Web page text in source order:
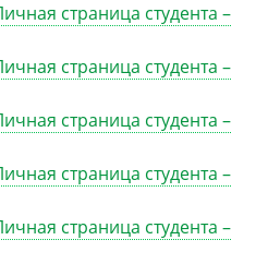
страница студента –
страница студента –
страница студента –
страница студента –
страница студента –